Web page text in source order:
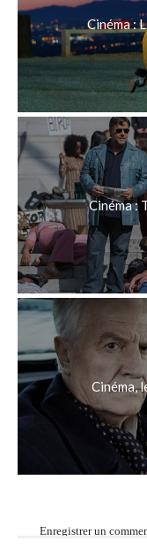
Cinéma :
Cinéma :
Cinéma,
Enregistrer un